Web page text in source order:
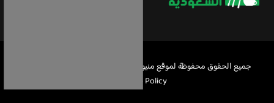
جميع الحقوق محفوظة لموقع منيو مطاعم السعودية © 2026 -
Policy